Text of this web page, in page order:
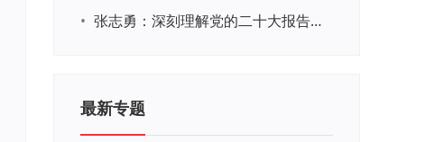
•
张志勇：深刻理解党的二十大报告关于教育的新思想、新战略、新要求
最新专题